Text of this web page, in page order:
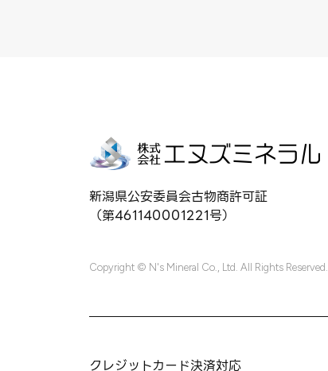
新潟県公安委員会古物商許可証
（第461140001221号）
Copyright © N's Mineral Co., Ltd. All Rights Reserved.
クレジットカード決済対応